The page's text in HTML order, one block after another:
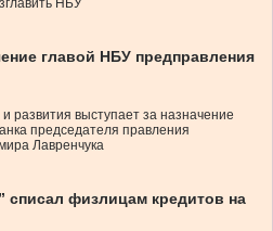
НБУ
главой НБУ предправления
развития выступает за назначение
председателя правления
Лавренчука
списал физлицам кредитов на